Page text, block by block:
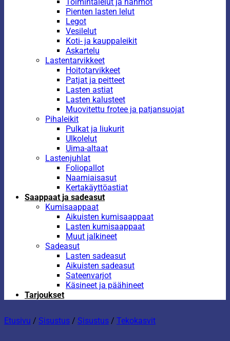
Pienten lasten lelut
Legot
Vesilelut
Koti- ja kauppaleikit
Askartelu
Lastentarvikkeet
Hoitotarvikkeet
Patjat ja peitteet
Lasten astiat
Lasten kalusteet
Muovitettu frotee ja patjansuojat
Pihaleikit
Pulkat ja liukurit
Ulkolelut
Uima-altaat
Lastenjuhlat
Foliopallot
Naamiaisasut
Kertakäyttöastiat
Saappaat ja sadeasut
Kumisaappaat
Aikuisten kumisaappaat
Lasten kumisaappaat
Muut jalkineet
Sadeasut
Lasten sadeasut
Aikuisten sadeasut
Sateenvarjot
Käsineet ja päähineet
Tarjoukset
Etusivu / Sisustus / Sisustus / Tekokasvit